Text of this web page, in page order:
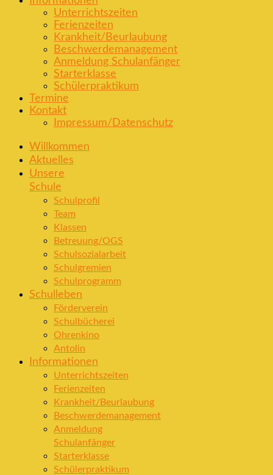
Unterrichtszeiten
Ferienzeiten
Krankheit/Beurlaubung
Beschwerdemanagement
Anmeldung Schulanfänger
Starterklasse
Schülerpraktikum
Termine
Kontakt
Impressum/Datenschutz
Willkommen
Aktuelles
Unsere
Schule
Schulprofil
Team
Klassen
Betreuung/OGS
Schulsozialarbeit
Schulgremien
Schulprogramm
Schulleben
Förderverein
Schulbücherei
Ohrenkino
Antolin
Informationen
Unterrichtszeiten
Ferienzeiten
Krankheit/Beurlaubung
Beschwerdemanagement
Anmeldung
Schulanfänger
Starterklasse
Schülerpraktikum